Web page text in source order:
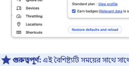
গুরুত্বপূর্ণ:এই বৈশিষ্ট্যটি সময়ের সাথে